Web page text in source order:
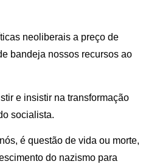
neoliberais a preço de
bandeja nossos recursos ao
e insistir na transformação
socialista.
é questão de vida ou morte,
do nazismo para